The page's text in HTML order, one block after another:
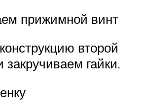
прижимной винт
второй
закручиваем гайки.